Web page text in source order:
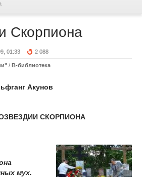
Скорпиона
01:33 2 088
/ В-библиотека
Акунов
СКОРПИОНА
мух.